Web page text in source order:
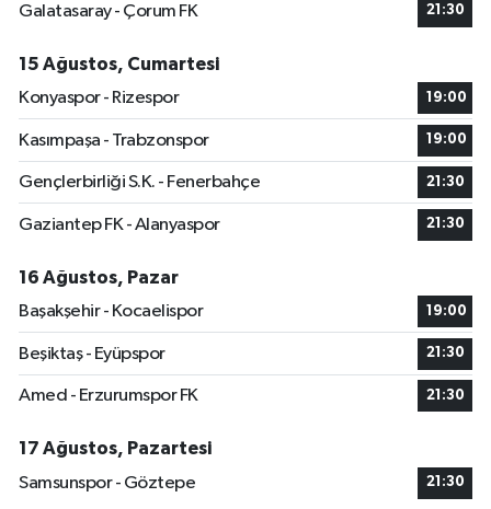
Galatasaray - Çorum FK
21:30
15 Ağustos, Cumartesi
Konyaspor - Rizespor
19:00
Kasımpaşa - Trabzonspor 19:00
Gençlerbirliği S.K. - Fenerbahçe 21:30
Gaziantep FK - Alanyaspor 21:30
16 Ağustos, Pazar
Başakşehir - Kocaelispor
19:00
Beşiktaş - Eyüpspor 21:30
Amed - Erzurumspor FK 21:30
17 Ağustos, Pazartesi
Samsunspor - Göztepe
21:30